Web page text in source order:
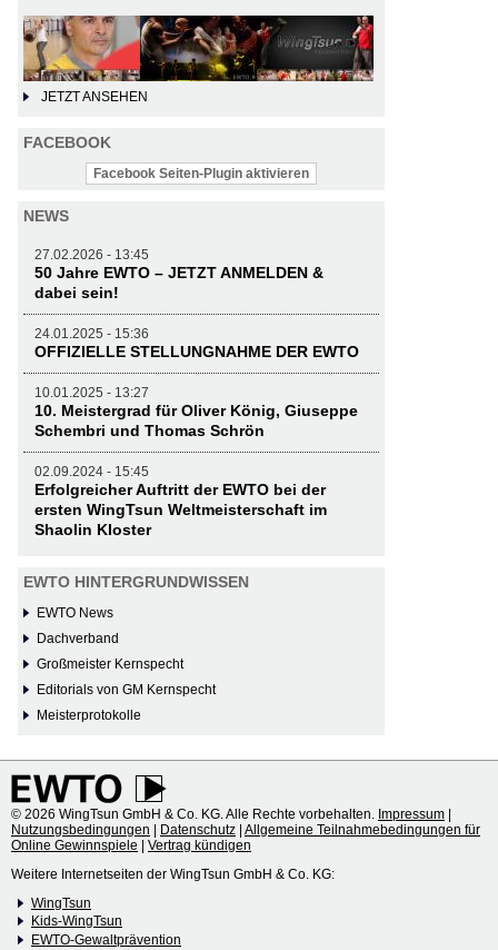
JETZT ANSEHEN
FACEBOOK
Facebook Seiten-Plugin aktivieren
NEWS
27.02.2026 - 13:45
50 Jahre EWTO – JETZT ANMELDEN &
dabei sein!
24.01.2025 - 15:36
OFFIZIELLE STELLUNGNAHME DER EWTO
10.01.2025 - 13:27
10. Meistergrad für Oliver König, Giuseppe
Schembri und Thomas Schrön
02.09.2024 - 15:45
Erfolgreicher Auftritt der EWTO bei der
ersten WingTsun Weltmeisterschaft im
Shaolin Kloster
EWTO HINTERGRUNDWISSEN
EWTO News
Dachverband
Großmeister Kernspecht
Editorials von GM Kernspecht
Meisterprotokolle
© 2026 WingTsun GmbH & Co. KG. Alle Rechte vorbehalten. Impressum |
Nutzungsbedingungen | Datenschutz | Allgemeine Teilnahmebedingungen für
Online Gewinnspiele | Vertrag kündigen
Weitere Internetseiten der WingTsun GmbH & Co. KG:
WingTsun
Kids-WingTsun
EWTO-Gewaltprävention